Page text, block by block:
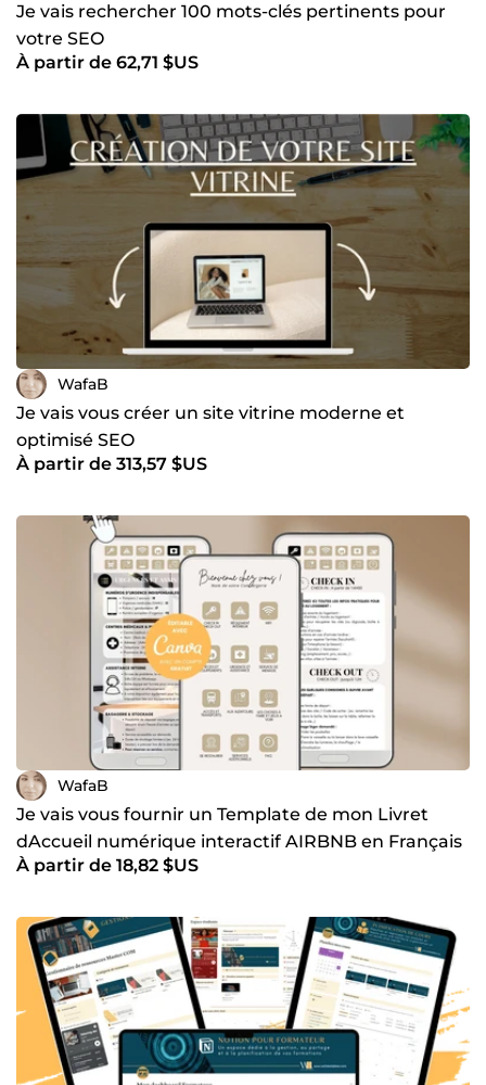
Je vais rechercher 100 mots-clés pertinents pour
votre SEO
À partir de 62,71 $US
WafaB
Je vais vous créer un site vitrine moderne et
optimisé SEO
À partir de 313,57 $US
WafaB
Je vais vous fournir un Template de mon Livret
dAccueil numérique interactif AIRBNB en Français
À partir de 18,82 $US